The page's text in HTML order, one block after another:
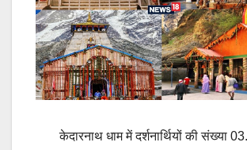
केदारनाथ धाम में दर्शनार्थियों की संख्या